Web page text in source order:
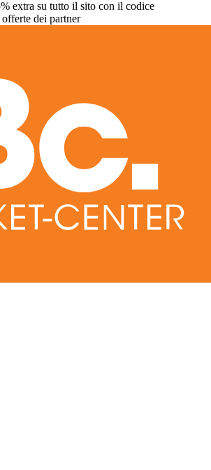
extra su tutto il sito con il codice
offerte dei partner